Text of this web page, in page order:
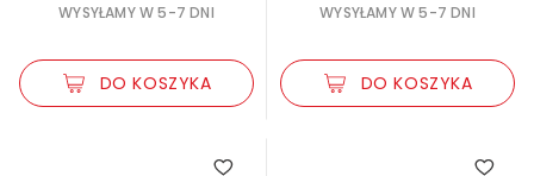
WYSYŁAMY W 5-7 DNI
DO KOSZYKA
WYSYŁAMY W 5-7 DNI
DO KOSZYKA